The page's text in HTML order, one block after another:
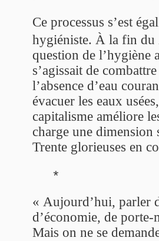
Ce processus s’est
hygiéniste. À la fin
question de l’hygiène
s’agissait de
l’absence d’eau
évacuer les eaux
capitalisme améliore
charge une dimension
Trente glorieuses en
*
« Aujourd’hui, parler
d’économie, de
Mais on ne se